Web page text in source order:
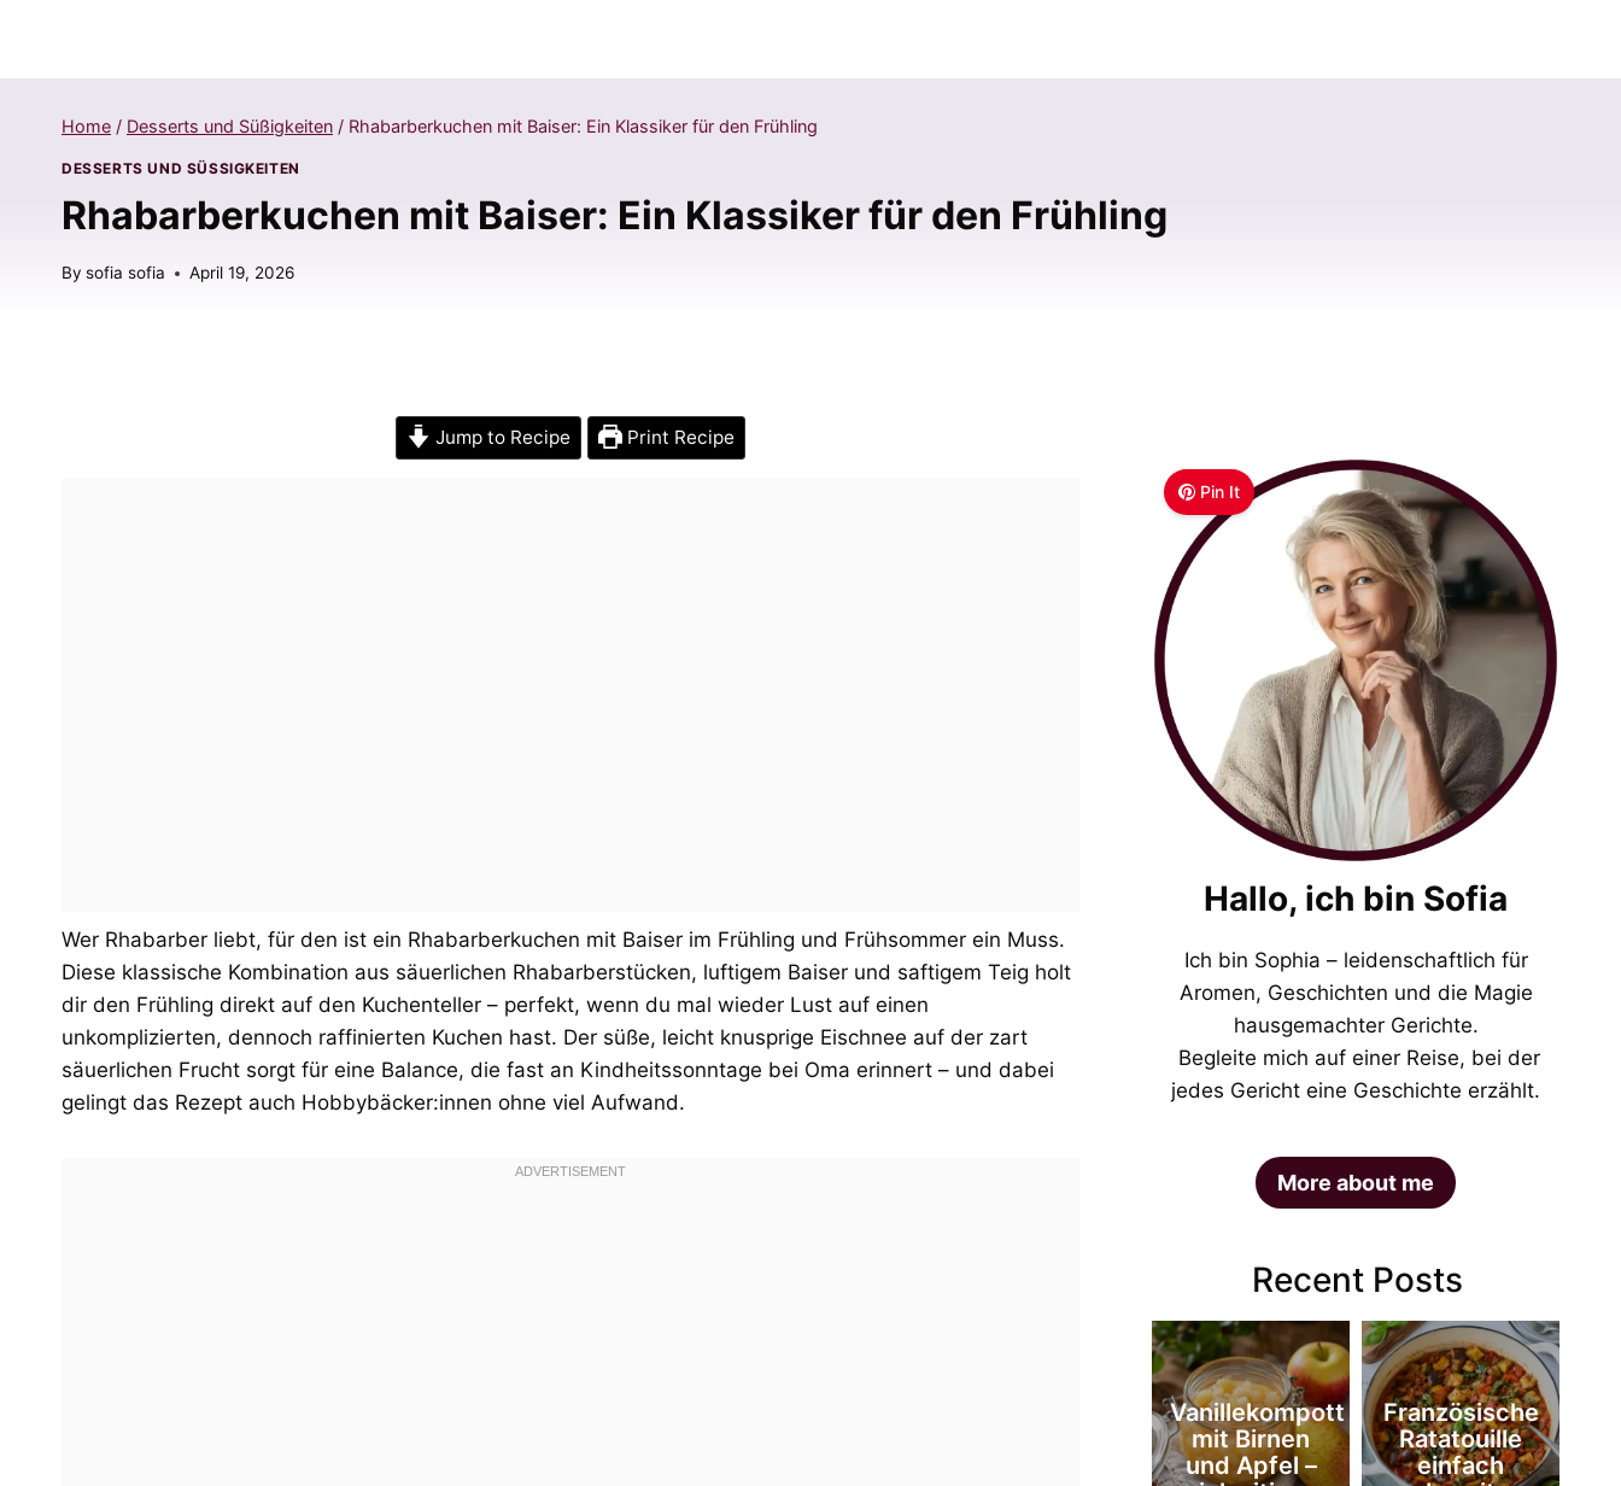
Home / Desserts und Süßigkeiten / Rhabarberkuchen mit Baiser: Ein Klassiker für den Frühling
DESSERTS UND SÜSSIGKEITEN
Rhabarberkuchen mit Baiser: Ein Klassiker für den Frühling
By sofia sofia April 19, 2026
Jump to Recipe Print Recipe
Wer Rhabarber liebt, für den ist ein Rhabarberkuchen mit Baiser im Frühling und Frühsommer ein Muss.
Diese klassische Kombination aus säuerlichen Rhabarberstücken, luftigem Baiser und saftigem Teig holt
dir den Frühling direkt auf den Kuchenteller – perfekt, wenn du mal wieder Lust auf einen
unkomplizierten, dennoch raffinierten Kuchen hast. Der süße, leicht knusprige Eischnee auf der zart
säuerlichen Frucht sorgt für eine Balance, die fast an Kindheitssonntage bei Oma erinnert – und dabei
gelingt das Rezept auch Hobbybäcker:innen ohne viel Aufwand.
Pin It
Hallo, ich bin Sofia
Ich bin Sophia – leidenschaftlich für
Aromen, Geschichten und die Magie
hausgemachter Gerichte.
Begleite mich auf einer Reise, bei der
jedes Gericht eine Geschichte erzählt.
More about me
Recent Posts
Vanillekompott
mit Birnen
und Apfel –
Französische
Ratatouille
einfach